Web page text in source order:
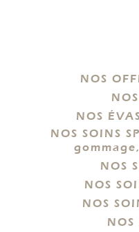
NOS
NOS
NOS SOINS
NOS
NOS
NOS
NOS